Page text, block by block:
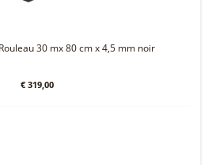
30 mx 80 cm x 4,5 mm noir
€ 319,00